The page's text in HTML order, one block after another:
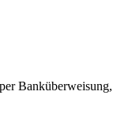
Banküberweisung,